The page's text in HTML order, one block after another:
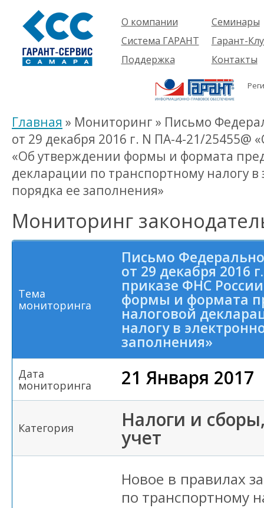
О компании
Компания
Проекты
Партнеры
Вакансии
Реквизиты
Информация
Система ГАРАНТ
О системе
решения
Комплекты
История
Поддержка
Пользователям
Будущим
пользователям
Семинары
Об услуге
семинары
Гарант-
Контакты
Главная » Мониторинг » Письмо
от 29 декабря 2016 г. N ПА-4-21/25455@
«Об утверждении формы и формата
декларации по транспортному налогу
порядка ее заполнения»
Мониторинг
Тема
мониторинга
Письмо
от 29 декабря 2016
приказе ФНС
формы и формата
налоговой
налогу в
заполнения»
Дата
мониторинга
21 Января 2017
Категория Налоги и
учет
Новое в правилах
по транспортному